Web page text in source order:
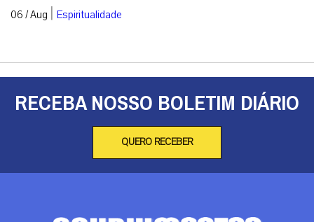
06 / Aug | Espiritualidade
RECEBA NOSSO BOLETIM DIÁRIO
QUERO RECEBER